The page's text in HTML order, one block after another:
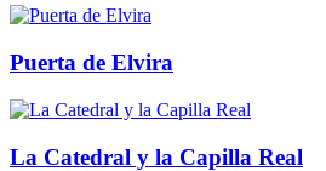
Puerta de Elvira
La Catedral y la Capilla Real